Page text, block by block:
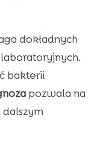
dokładnych
bakterii
pozwala na